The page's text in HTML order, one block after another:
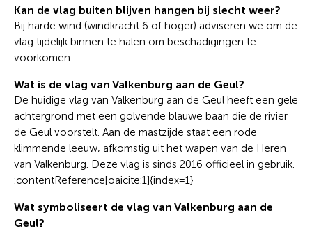
Kan de vlag buiten blijven hangen bij slecht weer?
Bij harde wind (windkracht 6 of hoger) adviseren we om de
vlag tijdelijk binnen te halen om beschadigingen te
voorkomen.
Wat is de vlag van Valkenburg aan de Geul?
De huidige vlag van Valkenburg aan de Geul heeft een gele
achtergrond met een golvende blauwe baan die de rivier
de Geul voorstelt. Aan de mastzijde staat een rode
klimmende leeuw, afkomstig uit het wapen van de Heren
van Valkenburg. Deze vlag is sinds 2016 officieel in gebruik.
:contentReference[oaicite:1]{index=1}
Wat symboliseert de vlag van Valkenburg aan de
Geul?